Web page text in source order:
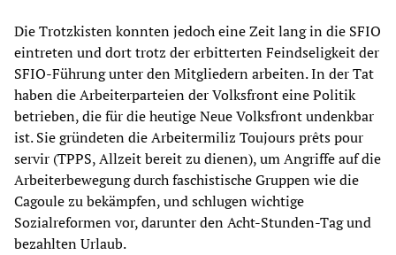
Die Trotzkisten konnten jedoch eine Zeit lang in die SFIO
eintreten und dort trotz der erbitterten Feindseligkeit der
SFIO-Führung unter den Mitgliedern arbeiten. In der Tat
haben die Arbeiterparteien der Volksfront eine Politik
betrieben, die für die heutige Neue Volksfront undenkbar
ist. Sie gründeten die Arbeitermiliz Toujours prêts pour
servir (TPPS, Allzeit bereit zu dienen), um Angriffe auf die
Arbeiterbewegung durch faschistische Gruppen wie die
Cagoule zu bekämpfen, und schlugen wichtige
Sozialreformen vor, darunter den Acht-Stunden-Tag und
bezahlten Urlaub.